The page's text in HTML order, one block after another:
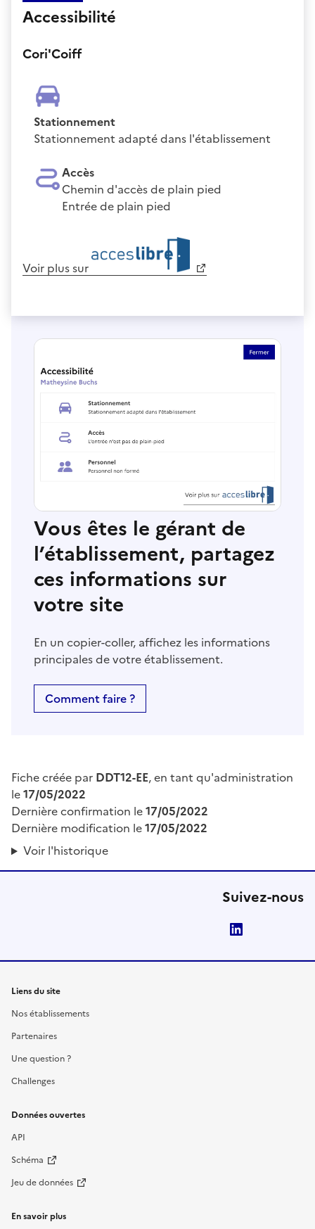
Accessibilité
Cori'Coiff
Stationnement
Stationnement adapté dans l'établissement
Accès
Chemin d'accès de plain pied
Entrée de plain pied
Voir plus sur
Vous êtes le gérant de
l’établissement, partagez
ces informations sur
votre site
En un copier-coller, affichez les informations
principales de votre établissement.
Comment faire ?
Fiche créée par DDT12-EE, en tant qu'administration
le17/05/2022
Dernière confirmation le17/05/2022
Dernière modification le17/05/2022
Voir l'historique
Suivez-nous
Liens du site
Nos établissements
Partenaires
Une question ?
Challenges
Données ouvertes
API
Schéma
Jeu de données
En savoir plus